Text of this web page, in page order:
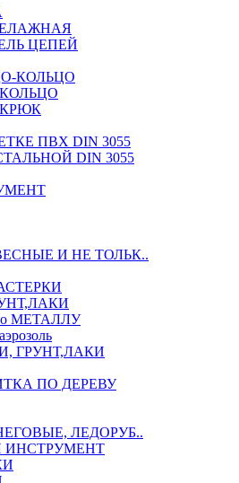
ЦЕПЕЙ
КОЛЬЦО
ПВХ DIN 3055
DIN 3055
И НЕ ТОЛЬК..
МЕТАЛЛУ
ГРУНТ,ЛАКИ
ПО ДЕРЕВУ
ЛЕДОРУБ..